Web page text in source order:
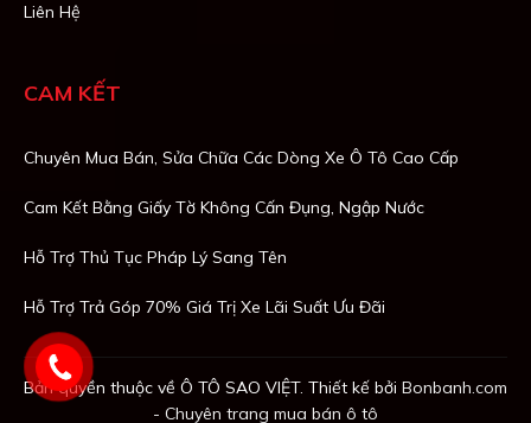
Liên Hệ
CAM KẾT
Chuyên Mua Bán, Sửa Chữa Các Dòng Xe Ô Tô Cao Cấp
Cam Kết Bằng Giấy Tờ Không Cấn Đụng, Ngập Nước
Hỗ Trợ Thủ Tục Pháp Lý Sang Tên
Hỗ Trợ Trả Góp 70% Giá Trị Xe Lãi Suất Ưu Đãi
Bản quyền thuộc về Ô TÔ SAO VIỆT. Thiết kế bởi Bonbanh.com
- Chuyên trang mua bán ô tô